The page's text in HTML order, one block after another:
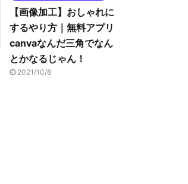
【画像加工】おしゃれに
するやり方｜無料アプリ
canvaなんだ三角でなん
とかなるじゃん！
2021/10/8